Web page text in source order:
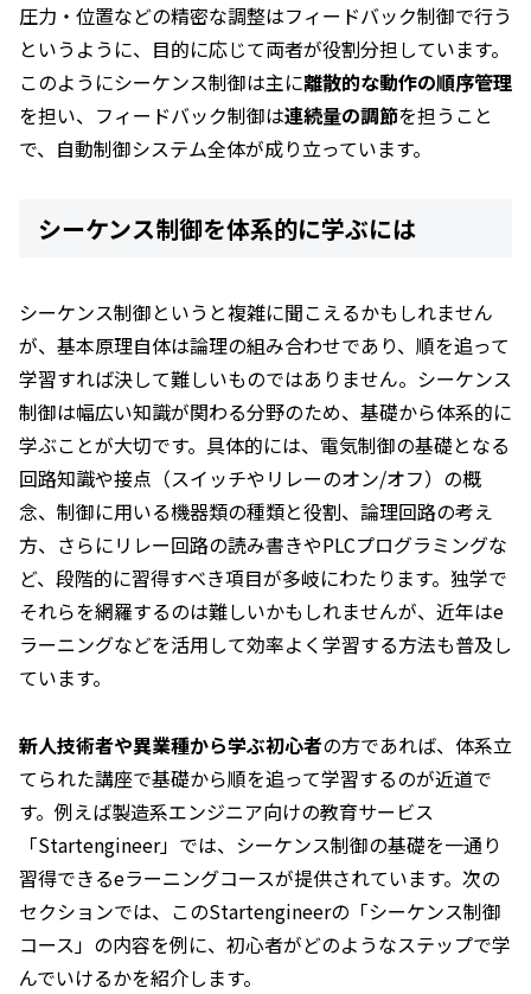
圧力・位置などの精密な調整はフィードバック制御で行う
というように、目的に応じて両者が役割分担しています。
このようにシーケンス制御は主に離散的な動作の順序管理
を担い、フィードバック制御は連続量の調節を担うこと
で、自動制御システム全体が成り立っています。
シーケンス制御を体系的に学ぶには
シーケンス制御というと複雑に聞こえるかもしれません
が、基本原理自体は論理の組み合わせであり、順を追って
学習すれば決して難しいものではありません。シーケンス
制御は幅広い知識が関わる分野のため、基礎から体系的に
学ぶことが大切です。具体的には、電気制御の基礎となる
回路知識や接点（スイッチやリレーのオン/オフ）の概
念、制御に用いる機器類の種類と役割、論理回路の考え
方、さらにリレー回路の読み書きやPLCプログラミングな
ど、段階的に習得すべき項目が多岐にわたります。独学で
それらを網羅するのは難しいかもしれませんが、近年はe
ラーニングなどを活用して効率よく学習する方法も普及し
ています。
新人技術者や異業種から学ぶ初心者の方であれば、体系立
てられた講座で基礎から順を追って学習するのが近道で
す。例えば製造系エンジニア向けの教育サービス
「Startengineer」では、シーケンス制御の基礎を一通り
習得できるeラーニングコースが提供されています。次の
セクションでは、このStartengineerの「シーケンス制御
コース」の内容を例に、初心者がどのようなステップで学
んでいけるかを紹介します。